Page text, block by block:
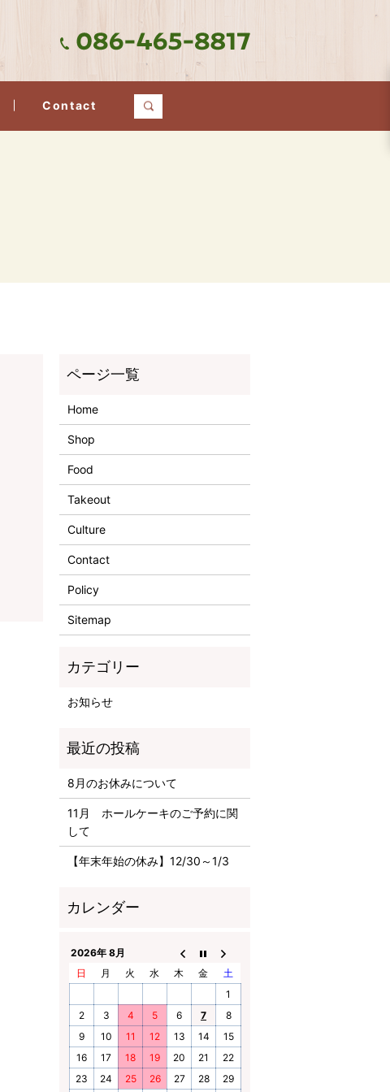
Contact search
Home
Shop
Food
Takeout
Culture
Contact
Policy
Sitemap
お知らせ
8月のお休みについて
11月 ホールケーキのご予約に関
して
【年末年始の休み】12/30～1/3
2026年 8月
日
月 火 水 木 金
土
1
2
3 4 5 6 7
8
9
10 11 12 13 14
15
16
17 18 19 20 21
22
23
24 25 26 27 28 29